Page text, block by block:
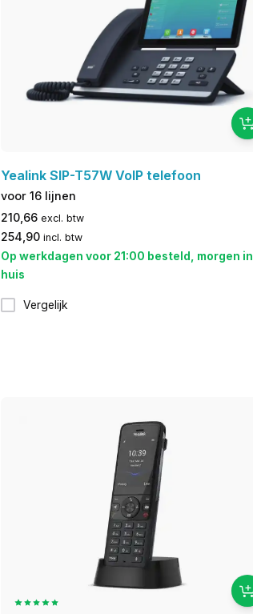
Yealink SIP-T57W VoIP telefoon
voor 16 lijnen
210,66 excl. btw
254,90 incl. btw
Op werkdagen voor 21:00 besteld, morgen in
huis
Vergelijk